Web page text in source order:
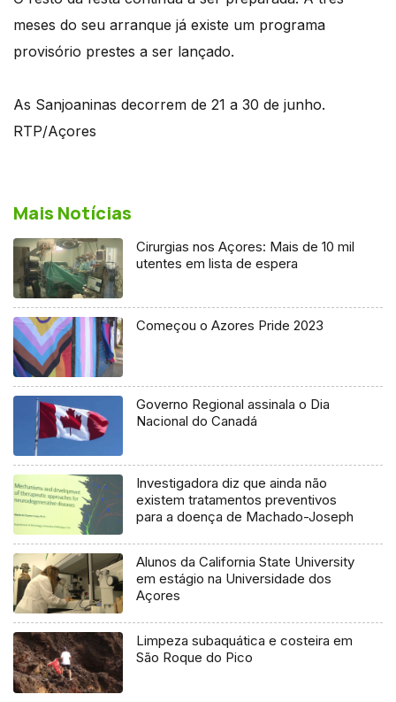
meses do seu arranque já existe um programa
provisório prestes a ser lançado.
As Sanjoaninas decorrem de 21 a 30 de junho.
RTP/Açores
Mais Notícias
Cirurgias nos Açores: Mais de 10 mil
utentes em lista de espera
Começou o Azores Pride 2023
Governo Regional assinala o Dia
Nacional do Canadá
Investigadora diz que ainda não
existem tratamentos preventivos
para a doença de Machado-Joseph
Alunos da California State University
em estágio na Universidade dos
Açores
Limpeza subaquática e costeira em
São Roque do Pico